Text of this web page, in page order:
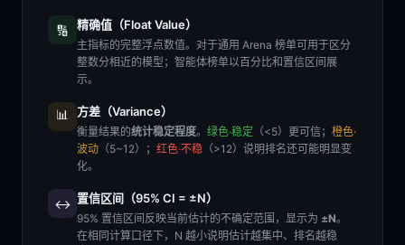
🔢 精确值（Float Value）
主指标的完整浮点数值。对于通用 Arena 榜单可用于区分
整数分相近的模型；智能体榜单以百分比和置信区间展
示。
📊 方差（Variance）
衡量结果的统计稳定程度。 绿色·稳定 （<5）更可信； 橙色·
波动 （5~12）； 红色·不稳 （>12）说明排名还可能明显变
化。
↔️ 置信区间（95% CI = ±N）
95% 置信区间反映当前估计的不确定范围，显示为 ±N。
在相同计算口径下，N 越小说明估计越集中、排名越稳